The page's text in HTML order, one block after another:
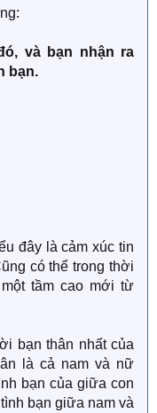
và bạn nhận ra
bạn.
đây là cảm xúc tin
có thể trong thời
tầm cao mới từ
bạn thân nhất của
là cả nam và nữ
bạn của giữa con
bạn giữa nam và